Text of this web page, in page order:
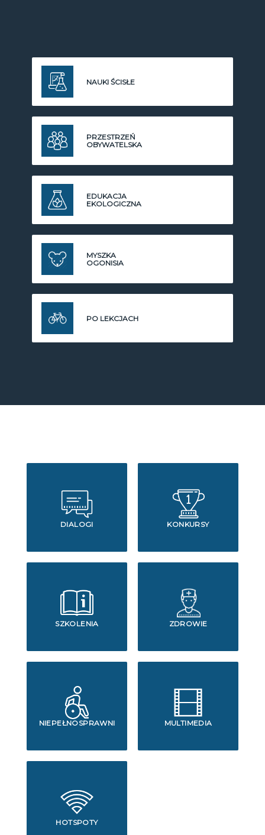
NAUKI ŚCISŁE
PRZESTRZEŃ
OBYWATELSKA
EDUKACJA
EKOLOGICZNA
MYSZKA
OGONISIA
PO LEKCJACH
DIALOGI KONKURSY
SZKOLENIA ZDROWIE
NIEPEŁNOSPRAWNI MULTIMEDIA
HOTSPOTY